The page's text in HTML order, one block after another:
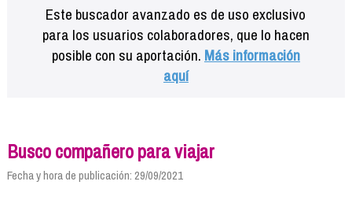
Este buscador avanzado es de uso exclusivo
para los usuarios colaboradores, que lo hacen
posible con su aportación. Más información
aquí
Busco compañero para viajar
Fecha y hora de publicación: 29/09/2021